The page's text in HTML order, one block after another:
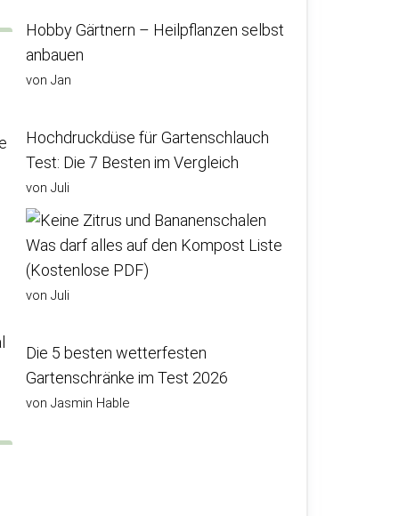
Hobby Gärtnern – Heilpflanzen selbst
anbauen
von Jan
Hochdruckdüse für Gartenschlauch
Test: Die 7 Besten im Vergleich
von Juli
Was darf alles auf den Kompost Liste
(Kostenlose PDF)
von Juli
Die 5 besten wetterfesten
Gartenschränke im Test 2026
von Jasmin Hable